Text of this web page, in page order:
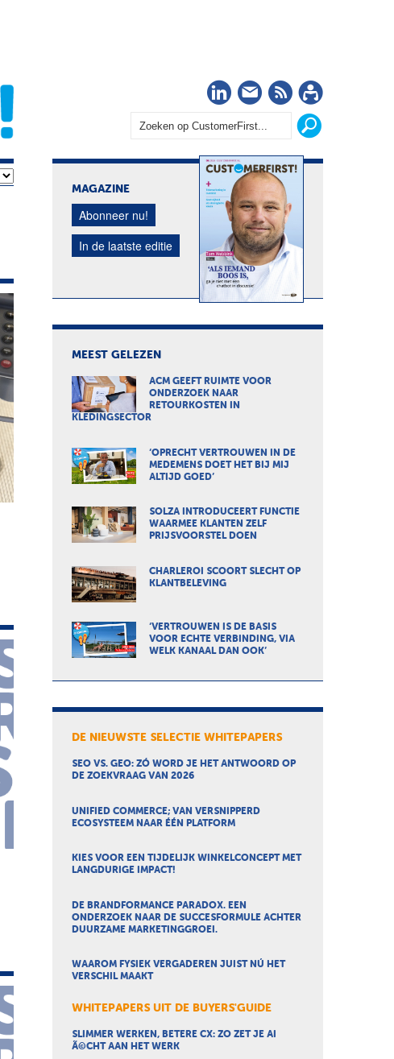
LinkedIn
Nieuwsbrief
RSS
MAGAZINE
Abonneer nu!
In de laatste editie
MEEST GELEZEN
ACM GEEFT RUIMTE VOOR
ONDERZOEK NAAR
RETOURKOSTEN IN
KLEDINGSECTOR
‘OPRECHT VERTROUWEN IN DE
MEDEMENS DOET HET BIJ MIJ
ALTIJD GOED’
SOLZA INTRODUCEERT FUNCTIE
WAARMEE KLANTEN ZELF
PRIJSVOORSTEL DOEN
CHARLEROI SCOORT SLECHT OP
KLANTBELEVING
‘VERTROUWEN IS DE BASIS
VOOR ECHTE VERBINDING, VIA
WELK KANAAL DAN OOK’
DE NIEUWSTE SELECTIE WHITEPAPERS
SEO VS. GEO: ZÓ WORD JE HET ANTWOORD OP
DE ZOEKVRAAG VAN 2026
UNIFIED COMMERCE; VAN VERSNIPPERD
ECOSYSTEEM NAAR ÉÉN PLATFORM
KIES VOOR EEN TIJDELIJK WINKELCONCEPT MET
LANGDURIGE IMPACT!
DE BRANDFORMANCE PARADOX. EEN
ONDERZOEK NAAR DE SUCCESFORMULE ACHTER
DUURZAME MARKETINGGROEI.
WAAROM FYSIEK VERGADEREN JUIST NÚ HET
VERSCHIL MAAKT
WHITEPAPERS UIT DE BUYERS'GUIDE
SLIMMER WERKEN, BETERE CX: ZO ZET JE AI
Ã©CHT AAN HET WERK